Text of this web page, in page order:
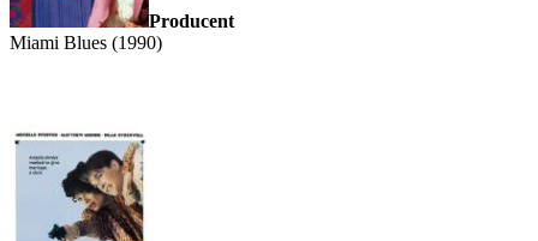
Producent
Miami Blues (1990)